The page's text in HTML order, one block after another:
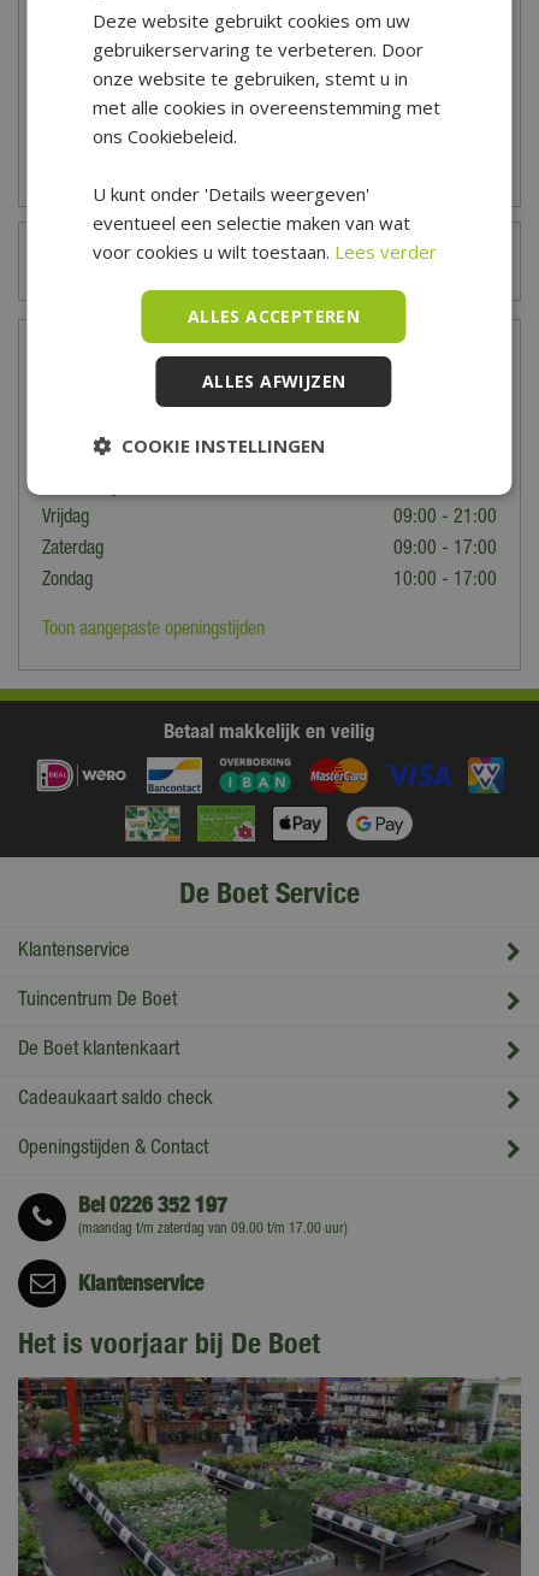
M8x100 mm
8x80 mm
45
Kado-kaart saldo checken? Klik hier!
Openingstijden
Woensdag
Vrijdag
09:00 - 21:00
Zaterdag
09:00 - 17:00
Zondag
10:00 - 17:00
Toon aangepaste openingstijden
Betaal makkelijk en veilig
De Boet Service
Klantenservice
Tuincentrum De Boet
De Boet klantenkaart
Cadeaukaart saldo check
Openingstijden & Contact
Bel0226 352 197
(maandag t/m zaterdag van 09.00 t/m 17.00 uur)
Klantenservice
Het is voorjaar bij De Boet
Deze website gebruikt cookies om uw
gebruikerservaring te verbeteren. Door
onze website te gebruiken, stemt u in
met alle cookies in overeenstemming met
ons Cookiebeleid.
U kunt onder 'Details weergeven'
eventueel een selectie maken van wat
voor cookies u wilt toestaan. Lees verder
ALLES ACCEPTEREN
ALLES AFWIJZEN
COOKIE INSTELLINGEN